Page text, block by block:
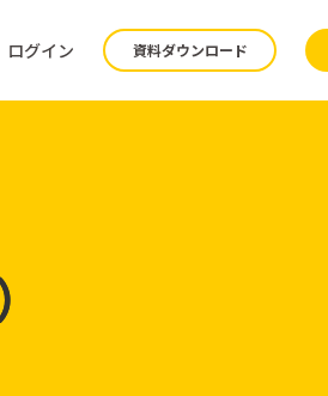
ログイン 資料ダウンロード